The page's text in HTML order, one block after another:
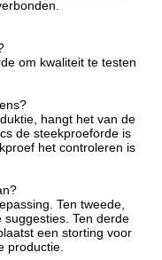
om kwaliteit te testen
hangt het van de
de steekproeforde is
het controleren is
Ten tweede,
Ten derde
een storting voor
productie.